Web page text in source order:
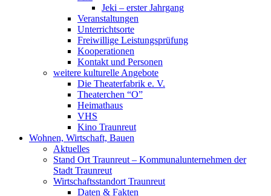
Jeki – erster Jahrgang
Veranstaltungen
Unterrichtsorte
Freiwillige Leistungsprüfung
Kooperationen
Kontakt und Personen
weitere kulturelle Angebote
Die Theaterfabrik e. V.
Theaterchen “O”
Heimathaus
VHS
Kino Traunreut
Wohnen, Wirtschaft, Bauen
Aktuelles
Stand Ort Traunreut – Kommunalunternehmen der
Stadt Traunreut
Wirtschaftsstandort Traunreut
Daten & Fakten